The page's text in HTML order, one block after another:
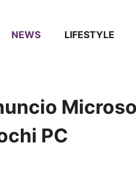
NEWS LIFESTYLE
PC